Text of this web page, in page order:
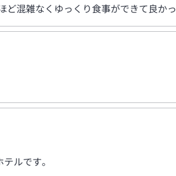
混雑なくゆっくり食事ができて良かっ
ルです。